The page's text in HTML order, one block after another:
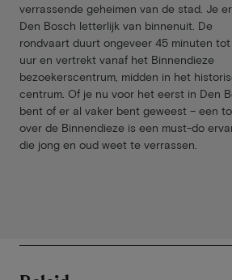
verrassende geheimen van de stad. Je
Den Bosch letterlijk van binnenuit. De
rondvaart duurt ongeveer 45 minuten tot
uur en vertrekt vanaf het Binnendieze
bezoekerscentrum, midden in het
centrum. Of je nu voor het eerst in Den
bent of er al vaker bent geweest – een
over de Binnendieze is een must-do
die jong en oud weet te verrassen.